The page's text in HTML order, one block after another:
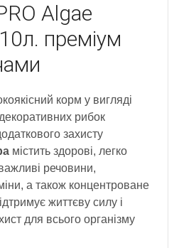
Algae
преміум
корм у вигляді
декоративних рибок
захисту
містить здорові, легко
речовини,
а також концентроване
життєву силу і
для всього організму